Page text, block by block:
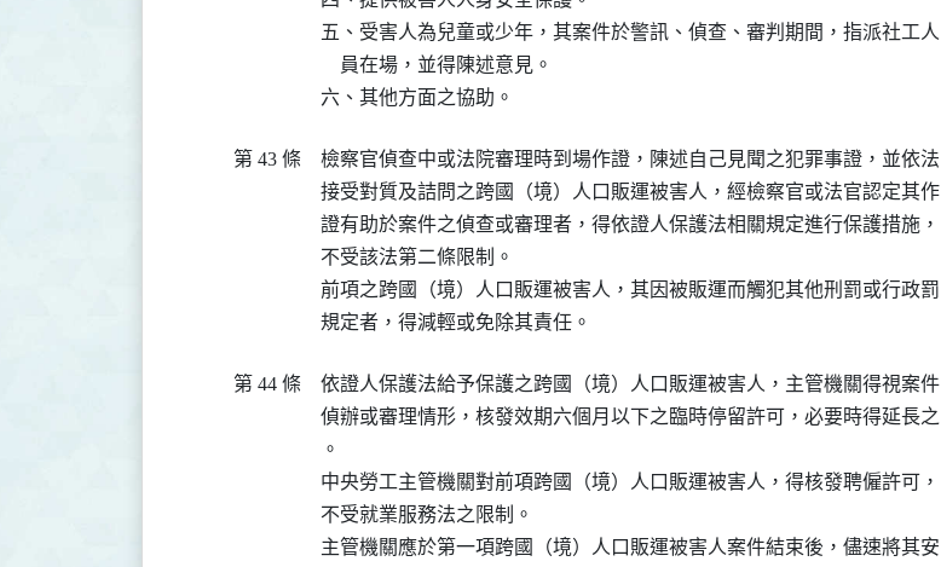
五、受害人為兒童或少年，其案件於警訊、偵查、審判期間，指派社工人
    員在場，並得陳述意見。
六、其他方面之協助。
第 43 條
檢察官偵查中或法院審理時到場作證，陳述自己見聞之犯罪事證，並依法
接受對質及詰問之跨國（境）人口販運被害人，經檢察官或法官認定其作
證有助於案件之偵查或審理者，得依證人保護法相關規定進行保護措施，
不受該法第二條限制。
前項之跨國（境）人口販運被害人，其因被販運而觸犯其他刑罰或行政罰
規定者，得減輕或免除其責任。
第 44 條
依證人保護法給予保護之跨國（境）人口販運被害人，主管機關得視案件
偵辦或審理情形，核發效期六個月以下之臨時停留許可，必要時得延長之
。
中央勞工主管機關對前項跨國（境）人口販運被害人，得核發聘僱許可，
不受就業服務法之限制。
主管機關應於第一項跨國（境）人口販運被害人案件結束後，儘速將其安